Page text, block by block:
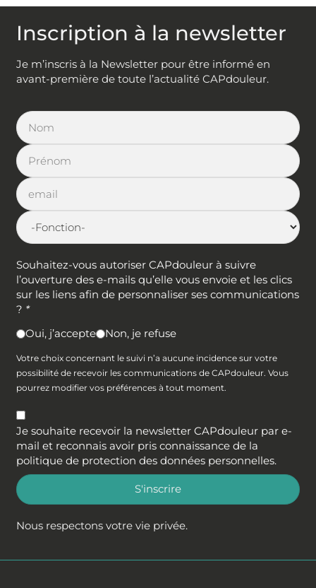
Inscription à la newsletter
Je m’inscris à la Newsletter pour être informé en
avant-première de toute l’actualité CAPdouleur.
Souhaitez-vous autoriser CAPdouleur à suivre
l’ouverture des e-mails qu’elle vous envoie et les clics
sur les liens afin de personnaliser ses communications
? *
Oui, j’accepte
Non, je refuse
Votre choix concernant le suivi n’a aucune incidence sur votre
possibilité de recevoir les communications de CAPdouleur. Vous
pourrez modifier vos préférences à tout moment.
Je souhaite recevoir la newsletter CAPdouleur par e-
mail et reconnais avoir pris connaissance de la
politique de protection des données personnelles.
S'inscrire
Nous respectons votre vie privée.